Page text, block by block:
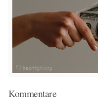
Kommentare